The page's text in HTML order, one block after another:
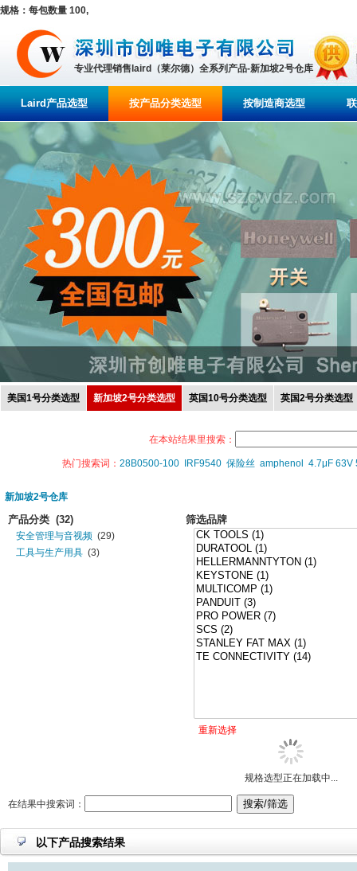
规格：每包数量 100,
专业代理销售laird（莱尔德）全系列产品-新加坡2号仓库
Laird产品选型 按产品分类选型 按制造商选型
美国1号分类选型 新加坡2号分类选型 英国10号分类选型 英国2号分类选型
在本站结果里搜索：
热门搜索词： 28B0500-100 IRF9540 保险丝 amphenol 4.7μF 63V
新加坡2号仓库
产品分类 (32)
安全管理与音视频 (29)
工具与生产用具 (3)
筛选品牌
重新选择
规格选型正在加载中...
在结果中搜索词：
以下产品搜索结果